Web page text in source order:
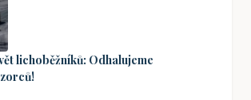
lichoběžníků: Odhalujeme